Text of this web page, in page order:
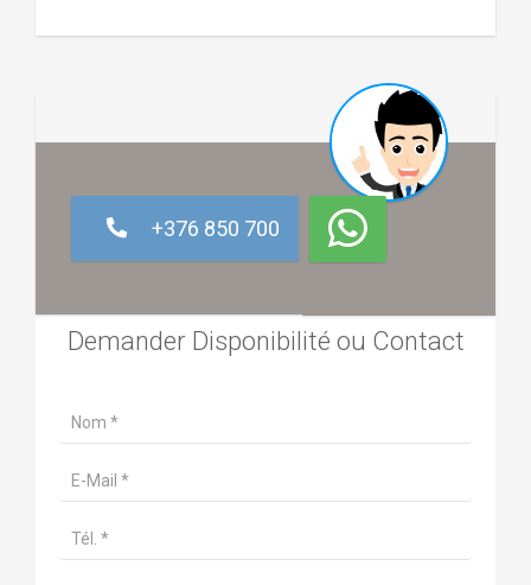
+376 850 700
Demander Disponibilité ou Contact